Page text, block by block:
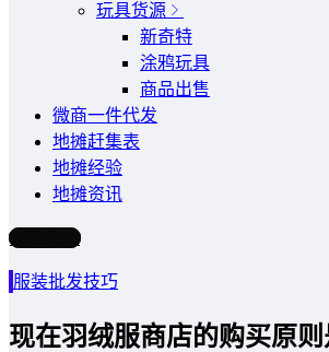
玩具货源
新奇特
涂鸦玩具
商品出售
微商一件代发
地摊赶集表
地摊经验
地摊资讯
写文章
服装批发技巧
现在羽绒服商店的购买原则